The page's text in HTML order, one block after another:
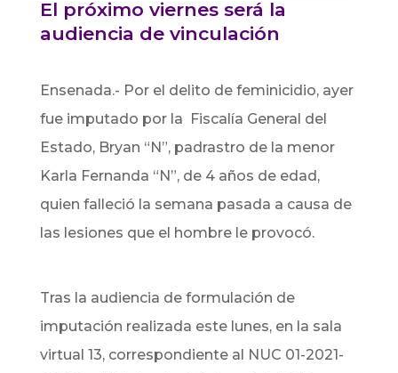
El próximo viernes será la
audiencia de vinculación
Ensenada.- Por el delito de feminicidio, ayer
fue imputado por la Fiscalía General del
Estado, Bryan “N”, padrastro de la menor
Karla Fernanda “N”, de 4 años de edad,
quien falleció la semana pasada a causa de
las lesiones que el hombre le provocó.
Tras la audiencia de formulación de
imputación realizada este lunes, en la sala
virtual 13, correspondiente al NUC 01-2021-